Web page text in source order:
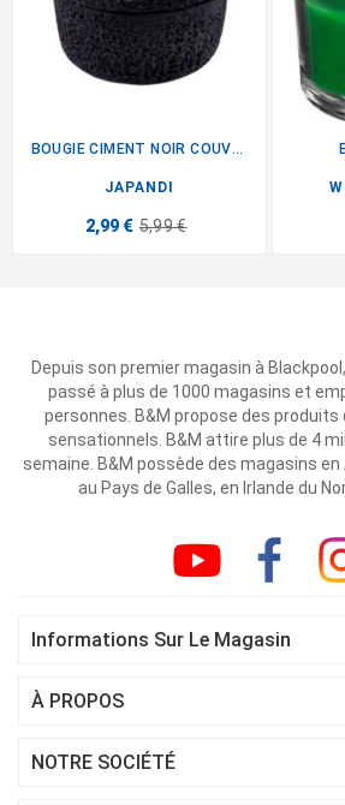
BOUGIE CIMENT NOIR COUVERCLE
JAPANDI
2,99 € 5,99 €
Depuis son premier magasin à
passé à plus de 1000 magasins et
personnes. B&M propose des produits
sensationnels. B&M attire plus de 4
semaine. B&M possède des magasins
au Pays de Galles, en Irlande du
Informations Sur Le Magasin
À PROPOS
NOTRE SOCIÉTÉ